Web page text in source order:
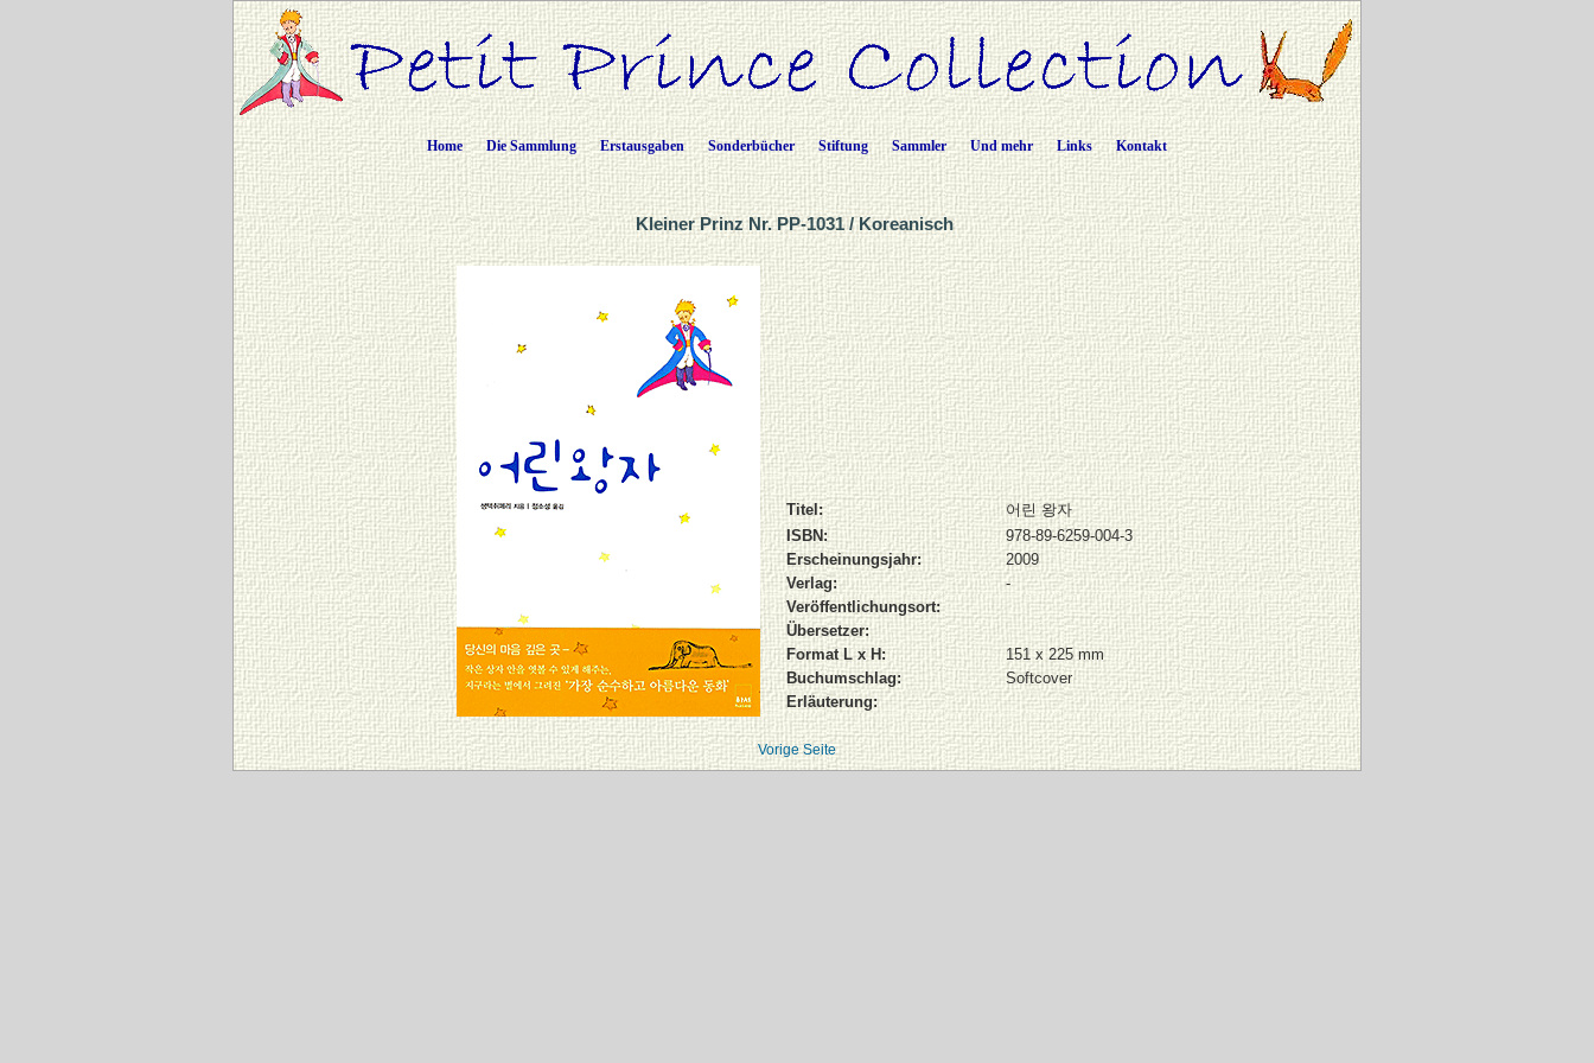
Home Die Sammlung Erstausgaben Sonderbücher Stiftung Sammler Und mehr Links Kontakt
Kleiner Prinz Nr. PP-1031 / Koreanisch
Titel:
어린 왕자
ISBN:
978-89-6259-004-3
Erscheinungsjahr:
2009
Verlag:
-
Veröffentlichungsort:
Übersetzer:
Format L x H:
151 x 225 mm
Buchumschlag:
Softcover
Erläuterung:
Vorige Seite